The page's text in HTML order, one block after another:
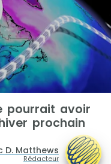
pourrait avoir
prochain
D. Matthews
Rédacteur